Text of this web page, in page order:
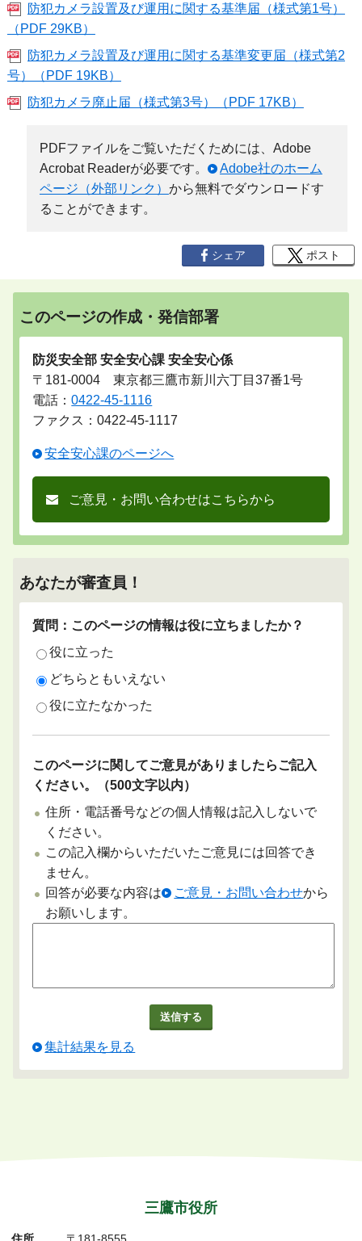
防犯カメラ設置及び運用に関する基準届（様式第1号）
（PDF 29KB）
防犯カメラ設置及び運用に関する基準変更届（様式第2
号）（PDF 19KB）
防犯カメラ廃止届（様式第3号）（PDF 17KB）
PDFファイルをご覧いただくためには、Adobe
Acrobat Readerが必要です。
Adobe社のホーム
ページ（外部リンク） から無料でダウンロードす
ることができます。
シェア ポスト
このページの作成・発信部署
防災安全部 安全安心課 安全安心係
〒181-0004 東京都三鷹市新川六丁目37番1号
電話：0422-45-1116
ファクス：0422-45-1117
安全安心課のページへ
ご意見・お問い合わせはこちらから
あなたが審査員！
質問：このページの情報は役に立ちましたか？
役に立った
どちらともいえない
役に立たなかった
このページに関してご意見がありましたらご記入
ください。（500文字以内）
住所・電話番号などの個人情報は記入しないで
ください。
この記入欄からいただいたご意見には回答でき
ません。
回答が必要な内容は
ご意見・お問い合わせから
お願いします。
集計結果を見る
三鷹市役所